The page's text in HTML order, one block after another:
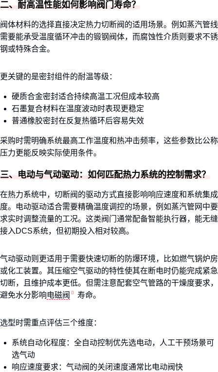
二、耐高温性能如何影响阀门寿命？
阀体材料的选择直接决定热力切断阀的适用场景。例如蒸汽管线
需要能承受温度循环冲击的锻钢阀体，而腐蚀性介质则要求不锈
钢或特殊合金。
更关键的是密封组件的耐温等级：
硬质合金密封适合持续高温工况但成本较高
石墨复合材料在温度波动时表现更稳定
普通橡胶密封在反复热循环后容易失效
采购时需明确系统最高工作温度和热冲击频率，这些参数比公称
压力更能反映实际使用条件。
三、电动与气动驱动：如何匹配热力系统的控制需求？
在热力系统中，切断阀的驱动方式直接影响响应速度和系统集成
度。电动驱动适合需要精确温度调控的场景，例如蒸汽管网中要
求实时调整流量的工况。这类阀门通常配备智能执行器，能无缝
接入DCS系统，但初期投入相对较高。
气动驱动则更适用于需要快速切断的防爆环境，比如燃气锅炉房
或化工装置。其压缩空气驱动的特性使其在断电时仍能完成紧急
切断，且维护成本更低。但需注意配套空气管路的干燥度要求，
避免水分影响电磁阀 寿命。
选型时需重点评估三个维度：
系统自动化程度：全自动控制优先选电动，人工干预场景可
选气动
响应速度要求：气动阀的关闭速度通常比电动阀快